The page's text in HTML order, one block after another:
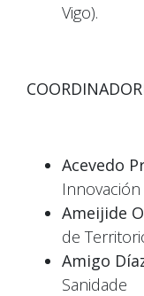
Vigo).
Acevedo
Innovación
Ameijide
de
Amigo
Sanidade